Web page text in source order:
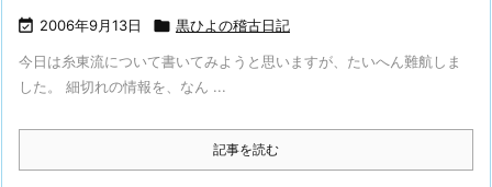
 2006年9月13日  黒ひよの稽古日記
今日は糸東流について書いてみようと思いますが、たいへん難航しま
した。 細切れの情報を、なん ...
記事を読む